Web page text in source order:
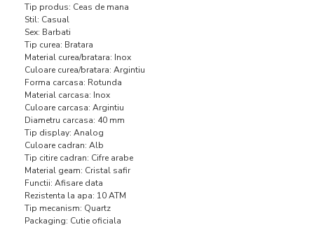
Tip produs: Ceas de mana
Stil: Casual
Sex: Barbati
Tip curea: Bratara
Material curea/bratara: Inox
Culoare curea/bratara: Argintiu
Forma carcasa: Rotunda
Material carcasa: Inox
Culoare carcasa: Argintiu
Diametru carcasa: 40 mm
Tip display: Analog
Culoare cadran: Alb
Tip citire cadran: Cifre arabe
Material geam: Cristal safir
Functii: Afisare data
Rezistenta la apa: 10 ATM
Tip mecanism: Quartz
Packaging: Cutie oficiala